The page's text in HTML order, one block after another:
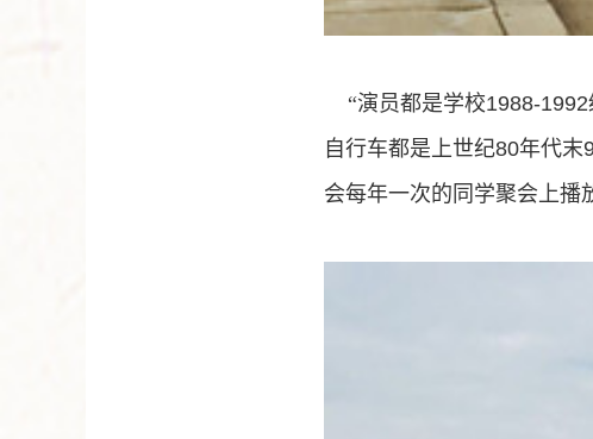
“演员都是学校1988-1992
自行车都是上世纪80年代末
会每年一次的同学聚会上播